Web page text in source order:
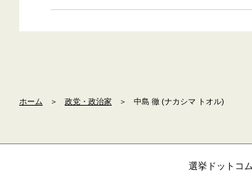
ホーム ＞ 政党・政治家 ＞ 中島 徹 (ナカシマ トオル)
選挙ドットコ